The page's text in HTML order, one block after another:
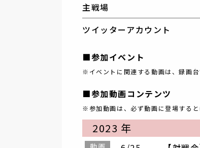
主戦場
ツイッターアカウント
■参加イベント
※イベントに関連する動画は、録画
■参加動画コンテンツ
※参加動画は、必ず動画に登場すると
2023 年